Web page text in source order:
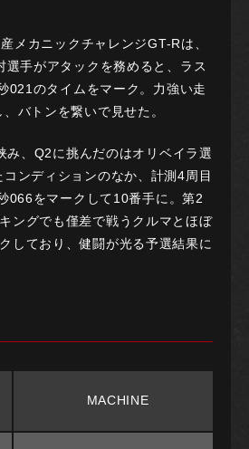
メカニックチャレンジGT-Rは、
選手がアタックを務めると、ラス
021のタイムをマーク。力強い走
バトンを繋いで見せた。
み、Q2に挑んだのはオリベイラ選
ンディションのなか、計測4周目
066をマークして10番手に。第2
ングでも僅差で戦うクルマとほぼ
しており、健闘が光る予選結果に
MACHINE